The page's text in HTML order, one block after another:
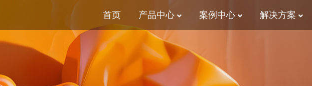
首页 产品中心 案例中心 解决方案